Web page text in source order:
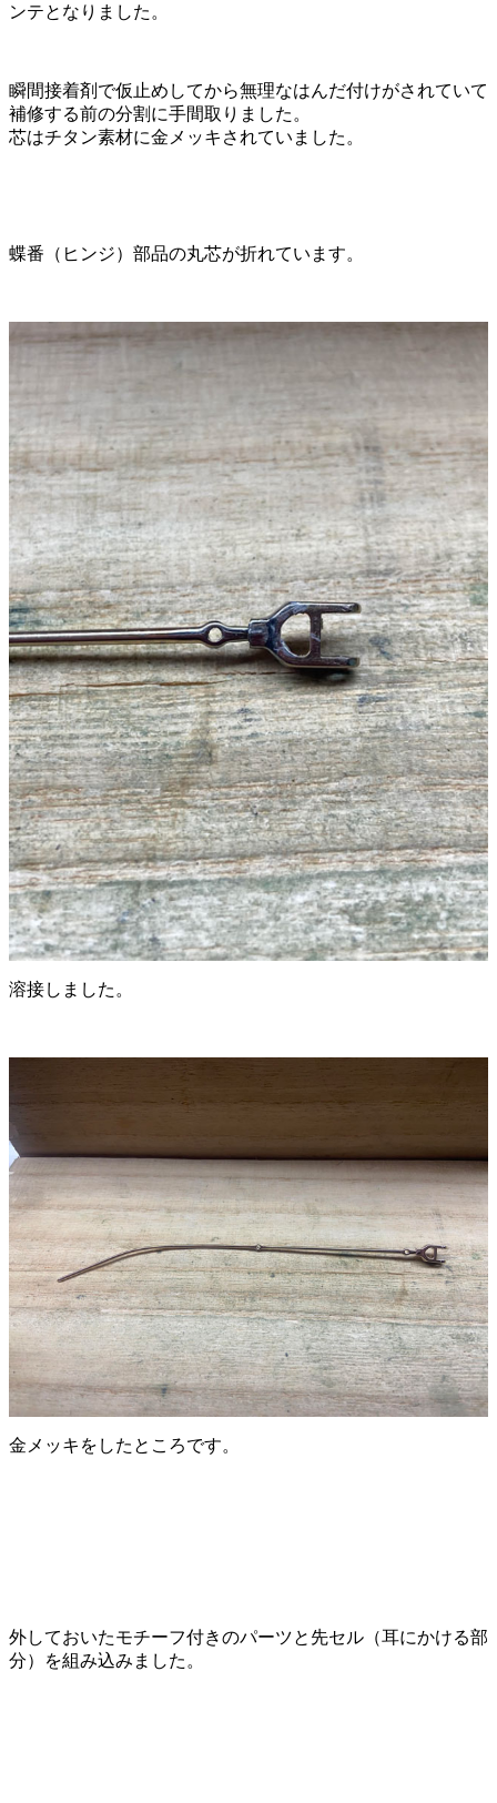
ンテとなりました。
瞬間接着剤で仮止めしてから無理なはんだ付けがされていて
補修する前の分割に手間取りました。
芯はチタン素材に金メッキされていました。
蝶番（ヒンジ）部品の丸芯が折れています。
溶接しました。
金メッキをしたところです。
外しておいたモチーフ付きのパーツと先セル（耳にかける部
分）を組み込みました。